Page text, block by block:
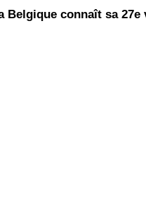
Belgique connaît sa 27e